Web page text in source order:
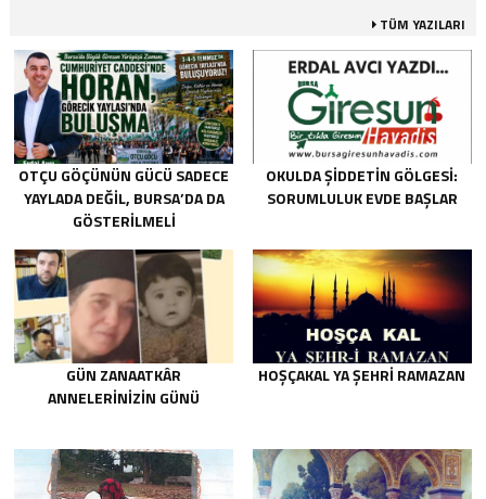
TÜM YAZILARI
OTÇU GÖÇÜNÜN GÜCÜ SADECE
YAYLADA DEĞIL, BURSA’DA DA
GÖSTERILMELI
OKULDA ŞIDDETIN GÖLGESI:
SORUMLULUK EVDE BAŞLAR
GÜN ZANAATKÂR
ANNELERİNİZİN GÜNÜ
HOŞÇAKAL YA ŞEHRİ RAMAZAN